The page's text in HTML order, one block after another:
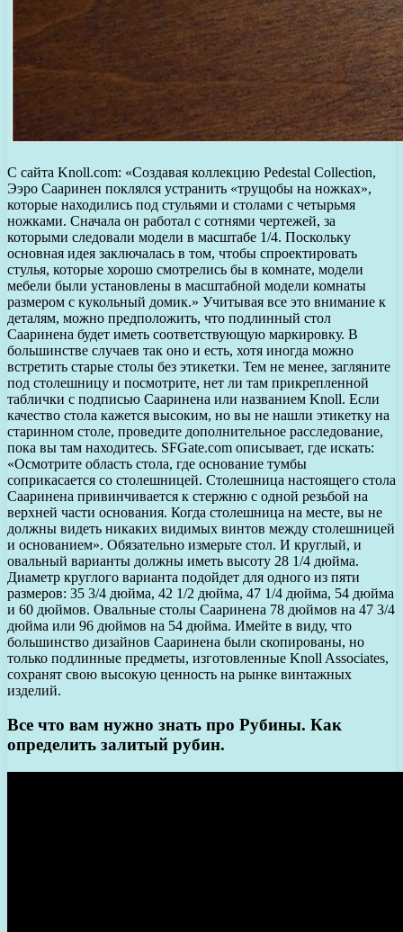
С сайта Knoll.com: «Создавая коллекцию Pedestal Collection,
Ээро Сааринен поклялся устранить «трущобы на ножках»,
которые находились под стульями и столами с четырьмя
ножками. Сначала он работал с сотнями чертежей, за
которыми следовали модели в масштабе 1/4. Поскольку
основная идея заключалась в том, чтобы спроектировать
стулья, которые хорошо смотрелись бы в комнате, модели
мебели были установлены в масштабной модели комнаты
размером с кукольный домик.» Учитывая все это внимание к
деталям, можно предположить, что подлинный стол
Сааринена будет иметь соответствующую маркировку. В
большинстве случаев так оно и есть, хотя иногда можно
встретить старые столы без этикетки. Тем не менее, загляните
под столешницу и посмотрите, нет ли там прикрепленной
таблички с подписью Сааринена или названием Knoll. Если
качество стола кажется высоким, но вы не нашли этикетку на
старинном столе, проведите дополнительное расследование,
пока вы там находитесь. SFGate.com описывает, где искать:
«Осмотрите область стола, где основание тумбы
соприкасается со столешницей. Столешница настоящего стола
Сааринена привинчивается к стержню с одной резьбой на
верхней части основания. Когда столешница на месте, вы не
должны видеть никаких видимых винтов между столешницей
и основанием». Обязательно измерьте стол. И круглый, и
овальный варианты должны иметь высоту 28 1/4 дюйма.
Диаметр круглого варианта подойдет для одного из пяти
размеров: 35 3/4 дюйма, 42 1/2 дюйма, 47 1/4 дюйма, 54 дюйма
и 60 дюймов. Овальные столы Сааринена 78 дюймов на 47 3/4
дюйма или 96 дюймов на 54 дюйма. Имейте в виду, что
большинство дизайнов Сааринена были скопированы, но
только подлинные предметы, изготовленные Knoll Associates,
сохранят свою высокую ценность на рынке винтажных
изделий.
Все что вам нужно знать про Рубины. Как
определить залитый рубин.